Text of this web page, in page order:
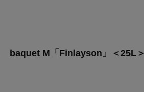
baquet M「Finlayson」＜25L＞
引取無料！
のみ）